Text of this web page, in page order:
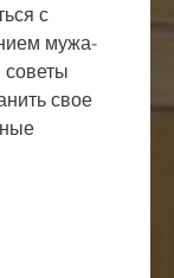
с
мужа-
свое